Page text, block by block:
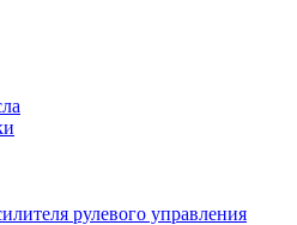
рулевого управления